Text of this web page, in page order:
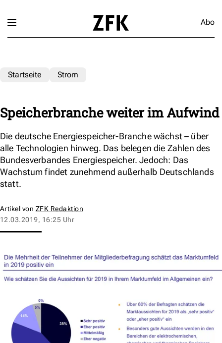
Abo
Startseite Strom
Speicherbranche weiter im Aufwind
Die deutsche Energiespeicher-Branche wächst – über
alle Technologien hinweg. Das belegen die Zahlen des
Bundesverbandes Energiespeicher. Jedoch: Das
Wachstum findet zunehmend außerhalb Deutschlands
statt.
Artikel von ZFK Redaktion
12.03.2019, 16:25 Uhr